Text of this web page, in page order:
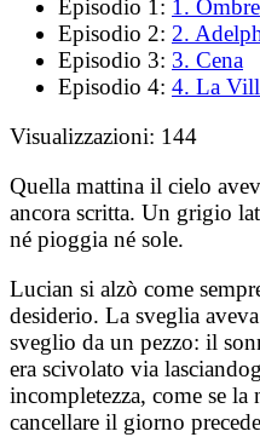
Episodio 1: 1. Ombre
Episodio 2: 2.
Episodio 3: 3. Cena
Episodio 4: 4. La
Visualizzazioni: 144
Quella mattina il cielo
ancora scritta. Un grigio
né pioggia né sole.
Lucian si alzò come
desiderio. La sveglia
sveglio da un pezzo: il
era scivolato via
incompletezza, come se la
cancellare il giorno